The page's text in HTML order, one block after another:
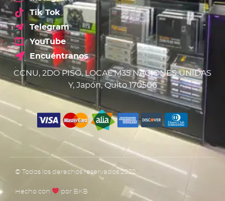
Tik Tok
Telegram
YouTube
Encuéntranos
CCNU, 2DO PISO, LOCAL M35 NACIONES UNIDAS
Y, Japón, Quito 170506
© Todos los derechos reservados 2022
Hecho con por BKB​​